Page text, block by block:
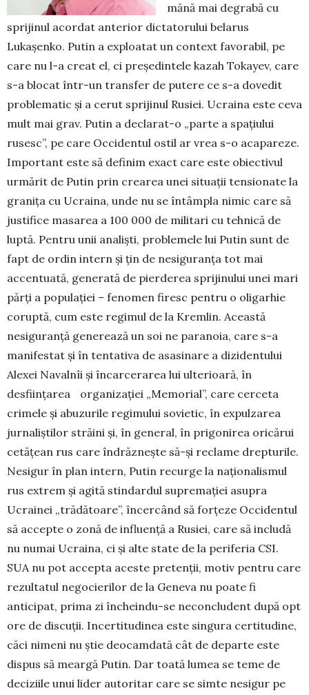
mănă mai degrabă cu
sprijinul acordat anterior dic­tatorului belarus
Lukașenko. Putin a exploatat un context fa­vorabil, pe
care nu l-a creat el, ci preșe­dintele kazah Tokayev, care
s-a blocat într-un trans­fer de putere ce s-a dovedit
problematic și a cerut sprijinul Rusiei. Ucraina este ceva
mult mai grav. Putin a declarat-o „parte a spațiului
rusesc”, pe care Occidentul ostil ar vrea s-o acapareze.
Important este să definim exact care este obiectivul
urmărit de Putin prin crearea unei situații tensionate la
gra­nița cu Ucraina, unde nu se întâmpla nimic care să
justifice masarea a 100 000 de militari cu tehnică de
luptă. Pentru unii analiști, problemele lui Putin sunt de
fapt de ordin intern și țin de nesiguranța tot mai
accentuată, ge­ne­rată de pierderea sprijinului unei mari
părți a popu­lației – fenomen firesc pen­tru o oligarhie
coruptă, cum este regimul de la Krem­lin. Această
nesiguranță generează un soi ne pa­ranoia, care s-a
manifestat și în tentativa de asasi­nare a dizidentului
Alexei Na­valnîi și încarcerarea lui ulterioară, în
desființarea organizației „Me­morial”, care cerceta
crimele și abu­zurile regimului sovietic, în expulzarea
jurnaliștilor străini și, în general, în prigonirea oricărui
cetățean rus care îndrăznește să-și reclame drepturile.
Nesigur în plan intern, Putin recurge la naționalismul
rus ex­trem și agită stindardul supremației asupra
Ucrai­nei „trădătoare”, încercând să forțeze Occidentul
să ac­cepte o zonă de influență a Rusiei, care să in­cludă
nu numai Ucraina, ci și alte state de la pe­riferia CSI.
SUA nu pot accepta aceste pretenții, mo­tiv pentru care
rezultatul negocierilor de la Ge­neva nu poate fi
anticipat, prima zi încheindu-se neconcludent după opt
ore de discuții. Incerti­tudinea este singura cer­ti­tu­­dine,
căci nimeni nu știe deocamdată cât de de­parte este
dispus să meargă Putin. Dar toată lumea se teme de
deciziile unui lider autoritar care se simte nesigur pe